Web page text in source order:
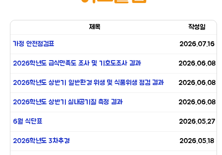
제목 작성일
가정 안전점검표 2026.07.16
2026학년도 급식만족도 조사 및 기호도조사 결과 2026.06.08
2026학년도 상반기 일반환경 위생 및 식품위생 점검 결과 2026.06.08
2026학년도 상반기 실내공기질 측정 결과 2026.06.08
6월 식단표 2026.05.27
2026학년도 3차추경 2026.05.18